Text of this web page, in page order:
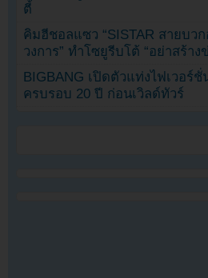
ตี้
คิมฮีชอลแซว “SISTAR สายบว
วงการ” ทำโซยูรีบโต้ “อย่าสร้าง
BIGBANG เปิดตัวแท่งไฟเวอร์
ครบรอบ 20 ปี ก่อนเวิลด์ทัวร์